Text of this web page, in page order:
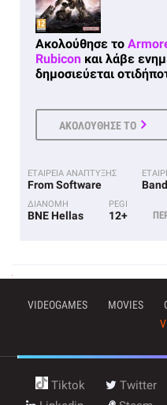
Ακολούθησε το
Rubicon και λάβε
δημοσιεύεται
ΑΚΟΛΟΥΘΗΣΕ ΤΟ
ΕΤΑΙΡΕΙΑ ΑΝΑΠΤΥΞΗΣ
From Software
ΔΙΑΝΟΜΗ
BNE Hellas
PEGI
12+
VIDEOGAMES MOVIES
Tiktok Twitter